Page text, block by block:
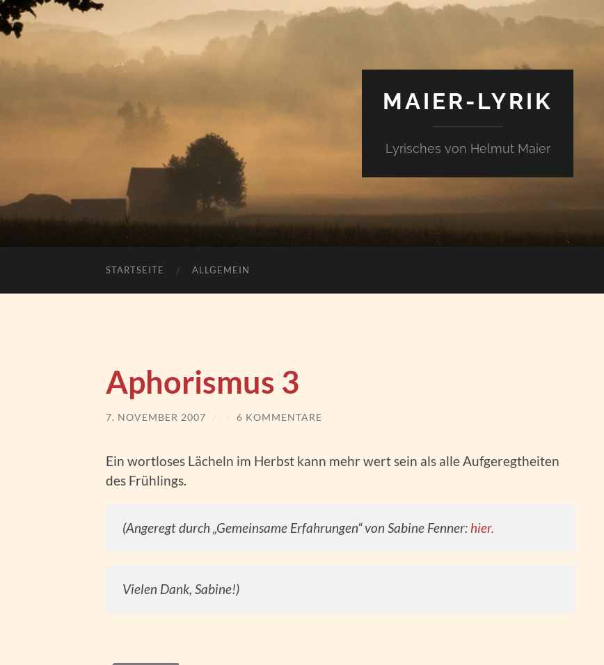
MAIER-LYRIK
Lyrisches von Helmut Maier
STARTSEITE ALLGEMEIN
Aphorismus 3
7. NOVEMBER 2007 / / 6 KOMMENTARE
Ein wortloses Lächeln im Herbst kann mehr wert sein als alle Aufgeregtheiten
des Frühlings.
(Angeregt durch „Gemeinsame Erfahrungen“ von Sabine Fenner:hier.
Vielen Dank, Sabine!)